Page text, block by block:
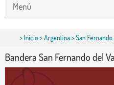
Menú
> Inicio>Argentina> San
Bandera San Fernando del